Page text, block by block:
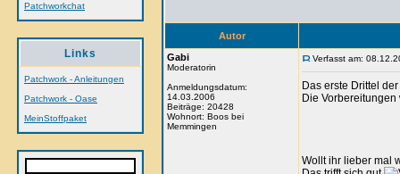
Patchworkchat
Links
Patchwork - Anleitungen
Patchwork - Oase
MeinStoffpaket
Autor
Gabi
Moderatorin
Anmeldungsdatum:
14.03.2006
Beiträge: 20428
Wohnort: Boos bei
Memmingen
Verfasst am:
Das erste Drittel
Die
Wollt ihr lieber mal